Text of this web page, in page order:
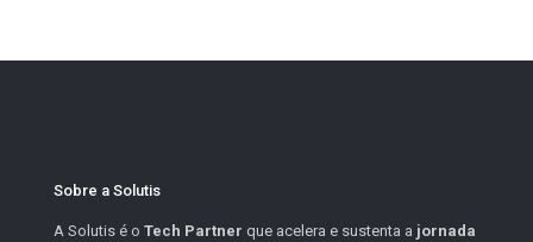
Sobre a Solutis
A Solutis é o Tech Partner que acelera e sustenta a jornada